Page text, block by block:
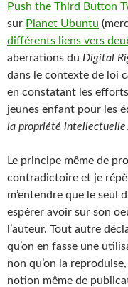
Push the Third Button
sur Planet Ubuntu
différents liens vers
aberrations du Digital
dans le contexte de loi
en constatant les
jeunes enfant pour les
la propriété intellectuelle.
Le principe même de
contradictoire et je
m’entendre que le seul
espérer avoir sur son
l’auteur. Tout autre
qu’on en fasse une
non qu’on la
notion même de